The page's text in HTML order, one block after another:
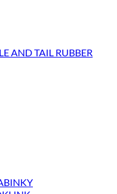
AND TAIL RUBBER